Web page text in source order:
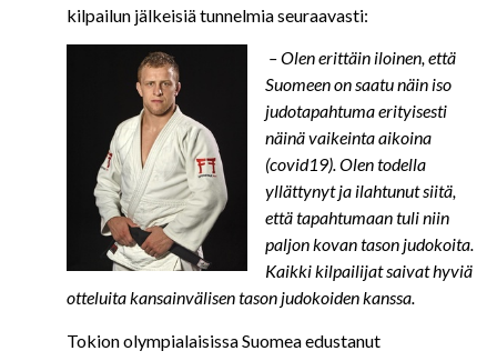
kilpailun jälkeisiä tunnelmia seuraavasti:
– Olen erittäin iloinen, että
Suomeen on saatu näin iso
judotapahtuma erityisesti
näinä vaikeinta aikoina
(covid19). Olen todella
yllättynyt ja ilahtunut siitä,
että tapahtumaan tuli niin
paljon kovan tason judokoita.
Kaikki kilpailijat saivat hyviä
otteluita kansainvälisen tason judokoiden kanssa.
Tokion olympialaisissa Suomea edustanut